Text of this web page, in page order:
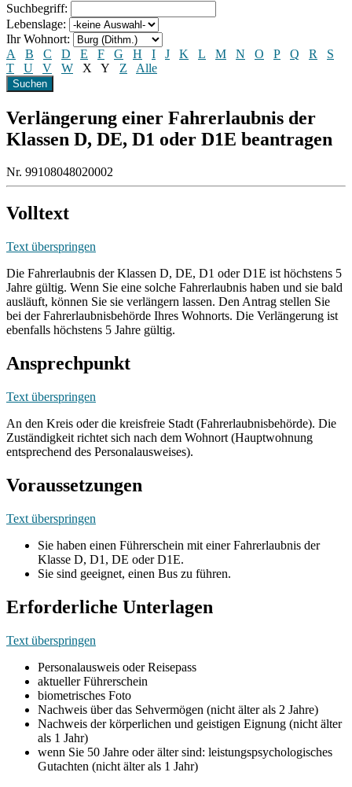
Suchbegriff:
Lebenslage:
Ihr Wohnort:
A
B C D E F G H I J K L M N O P Q R
S
T
U V W X Y Z Alle
Verlängerung einer Fahrerlaubnis der
Klassen D, DE, D1 oder D1E beantragen
Nr. 99108048020002
Volltext
Text überspringen
Die Fahrerlaubnis der Klassen D, DE, D1 oder D1E ist höchstens 5
Jahre gültig. Wenn Sie eine solche Fahrerlaubnis haben und sie bald
ausläuft, können Sie sie verlängern lassen. Den Antrag stellen Sie
bei der Fahrerlaubnisbehörde Ihres Wohnorts. Die Verlängerung ist
ebenfalls höchstens 5 Jahre gültig.
Ansprechpunkt
Text überspringen
An den Kreis oder die kreisfreie Stadt (Fahrerlaubnisbehörde). Die
Zuständigkeit richtet sich nach dem Wohnort (Hauptwohnung
entsprechend des Personalausweises).
Voraussetzungen
Text überspringen
Sie haben einen Führerschein mit einer Fahrerlaubnis der
Klasse D, D1, DE oder D1E.
Sie sind geeignet, einen Bus zu führen.
Erforderliche Unterlagen
Text überspringen
Personalausweis oder Reisepass
aktueller Führerschein
biometrisches Foto
Nachweis über das Sehvermögen (nicht älter als 2 Jahre)
Nachweis der körperlichen und geistigen Eignung (nicht älter
als 1 Jahr)
wenn Sie 50 Jahre oder älter sind: leistungspsychologisches
Gutachten (nicht älter als 1 Jahr)